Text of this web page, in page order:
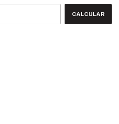
CALCULAR